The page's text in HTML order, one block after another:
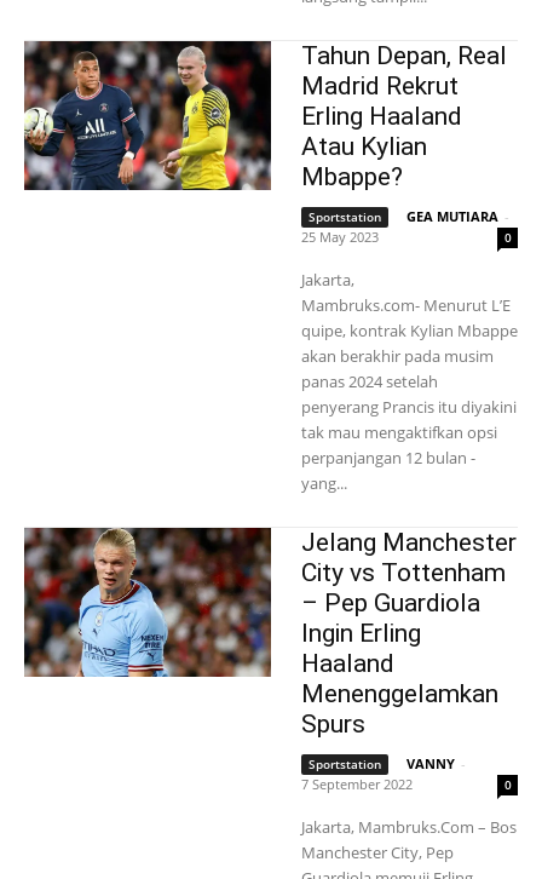
Tahun Depan, Real
Madrid Rekrut
Erling Haaland
Atau Kylian
Mbappe?
Sportstation GEA MUTIARA -
25 May 2023
0
Jakarta,
Mambruks.com- Menurut L’E
quipe, kontrak Kylian Mbappe
akan berakhir pada musim
panas 2024 setelah
penyerang Prancis itu diyakini
tak mau mengaktifkan opsi
perpanjangan 12 bulan -
yang...
Jelang Manchester
City vs Tottenham
– Pep Guardiola
Ingin Erling
Haaland
Menenggelamkan
Spurs
Sportstation VANNY -
7 September 2022
0
Jakarta, Mambruks.Com – Bos
Manchester City, Pep